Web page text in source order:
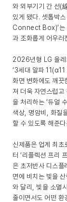
와 외부기기 간 선(
있게 됐다. 셋톱박
Connect Box)’는
과 조화롭게 어우러
2026년형 LG 올레
‘3세대 알파
화면 변화에도 깨
져 더욱 자연스럽고
을 처리하는 ‘듀얼
색상, 명암비, 화질
할 수 있도록 해준
신제품은 업계 최
터 ‘리플렉션 프
은 초저반사 디스플
면에 비치는 빛을
와 달리, 빛을 소멸
줄이면서도 어떤 환